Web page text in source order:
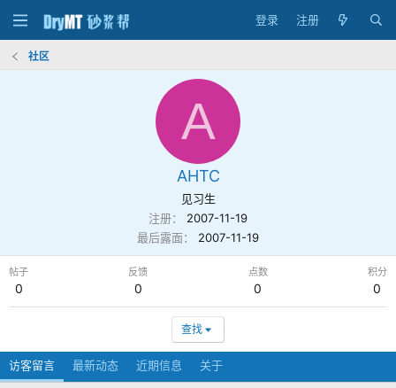
登录 注册
社区
A
AHTC
见习生
注册
2007-11-19
最后露面
2007-11-19
帖子
0
反馈
0
点数
0
积分
0
查找
访客留言 最新动态 近期信息 关于